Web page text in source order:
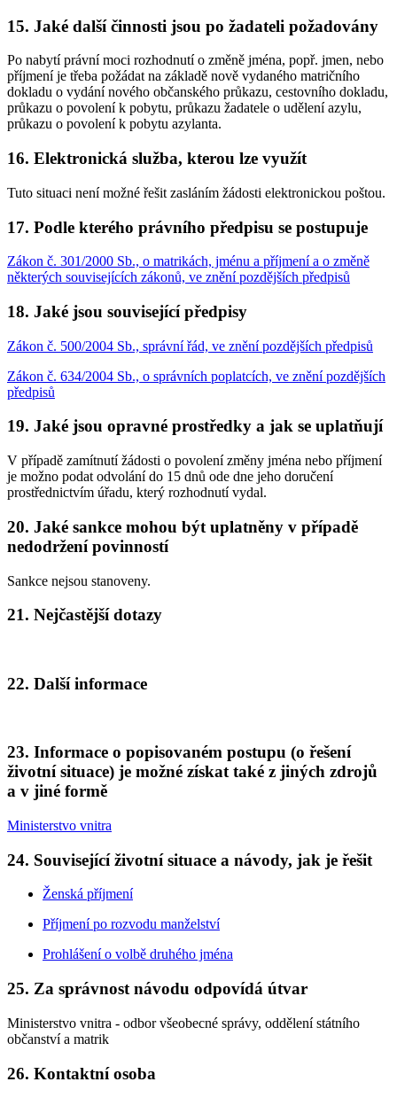
15. Jaké další činnosti jsou po žadateli požadovány
Po nabytí právní moci rozhodnutí o změně jména, popř. jmen, nebo
příjmení je třeba požádat na základě nově vydaného matričního
dokladu o vydání nového občanského průkazu, cestovního dokladu,
průkazu o povolení k pobytu, průkazu žadatele o udělení azylu,
průkazu o povolení k pobytu azylanta.
16. Elektronická služba, kterou lze využít
Tuto situaci není možné řešit zasláním žádosti elektronickou poštou.
17. Podle kterého právního předpisu se postupuje
Zákon č. 301/2000 Sb., o matrikách, jménu a příjmení a o změně
některých souvisejících zákonů, ve znění pozdějších předpisů
18. Jaké jsou související předpisy
Zákon č. 500/2004 Sb., správní řád, ve znění pozdějších předpisů
Zákon č. 634/2004 Sb., o správních poplatcích, ve znění pozdějších
předpisů
19. Jaké jsou opravné prostředky a jak se uplatňují
V případě zamítnutí žádosti o povolení změny jména nebo příjmení
je možno podat odvolání do 15 dnů ode dne jeho doručení
prostřednictvím úřadu, který rozhodnutí vydal.
20. Jaké sankce mohou být uplatněny v případě
nedodržení povinností
Sankce nejsou stanoveny.
21. Nejčastější dotazy
22. Další informace
23. Informace o popisovaném postupu (o řešení
životní situace) je možné získat také z jiných zdrojů
a v jiné formě
Ministerstvo vnitra
24. Související životní situace a návody, jak je řešit
Ženská příjmení
Příjmení po rozvodu manželství
Prohlášení o volbě druhého jména
25. Za správnost návodu odpovídá útvar
Ministerstvo vnitra - odbor všeobecné správy, oddělení státního
občanství a matrik
26. Kontaktní osoba